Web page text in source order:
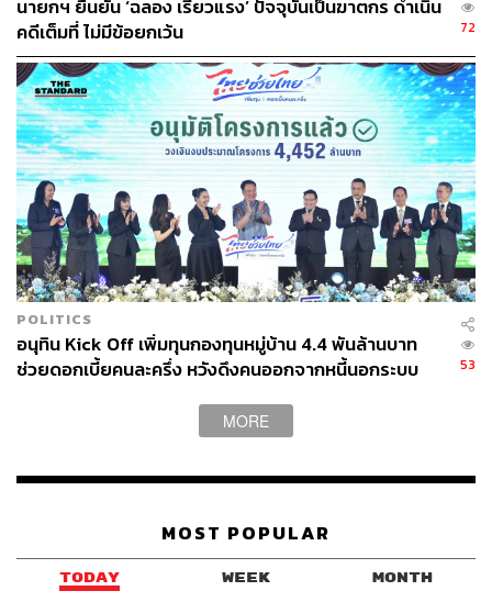
ศวิตา พูลเสถียร
STANDARD
นายกฯ ยืนยัน ‘ฉลอง เรี่ยวแรง’ ปัจจุบันเป็นฆาตกร ดำเนิน
คดีเต็มที่ ไม่มีข้อยกเว้น
72
POLITICS
อนุทิน Kick Off เพิ่มทุนกองทุนหมู่บ้าน 4.4 พันล้านบาท
ช่วยดอกเบี้ยคนละครึ่ง หวังดึงคนออกจากหนี้นอกระบบ
53
MORE
MOST POPULAR
TODAY WEEK MONTH